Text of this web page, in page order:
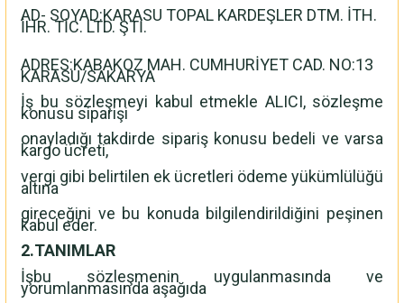
AD- SOYAD:KARASU TOPAL KARDEŞLER DTM. İTH.
İHR. TİC. LTD. ŞTİ.
ADRES:KABAKOZ MAH. CUMHURİYET CAD. NO:13
KARASU/SAKARYA
İş bu sözleşmeyi kabul etmekle ALICI, sözleşme
konusu siparişi
onayladığı takdirde sipariş konusu bedeli ve varsa
kargo ücreti,
vergi gibi belirtilen ek ücretleri ödeme yükümlülüğü
altına
gireceğini ve bu konuda bilgilendirildiğini peşinen
kabul eder.
2.TANIMLAR
İşbu sözleşmenin uygulanmasında ve
yorumlanmasında aşağıda